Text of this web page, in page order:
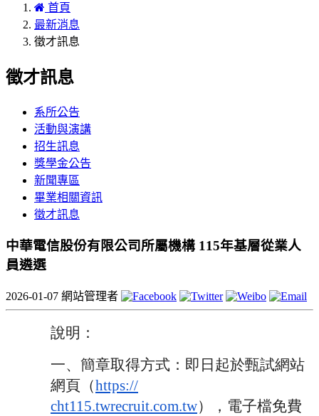
首頁
最新消息
徵才訊息
徵才訊息
系所公告
活動與演講
招生訊息
獎學金公告
新聞專區
畢業相關資訊
徵才訊息
中華電信股份有限公司所屬機構 115年基層從業人
員遴選
2026-01-07 網站管理者
說明：
一、簡章取得方式：即日起於甄試網站
網頁（https://
cht115.twrecruit.com.tw）， 電子檔免費